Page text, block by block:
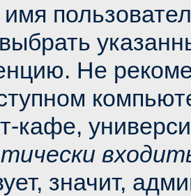
имя
Не
кафе,
значит,